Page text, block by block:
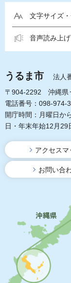
文字サイズ
音声読み上げ
うるま市
法人
〒904-2292 沖縄県
電話番号：098-974-
開庁時間：月曜日か
日・年末年始12月29
アクセスマ
お問い合